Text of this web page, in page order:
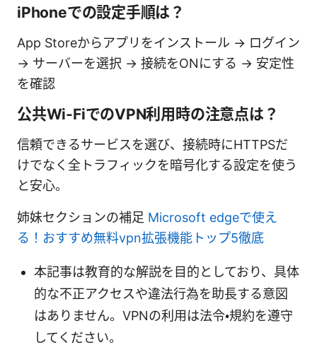
iPhoneでの設定手順は？
App Storeからアプリをインストール → ログイン
→ サーバーを選択 → 接続をONにする → 安定性
を確認
公共Wi-FiでのVPN利用時の注意点は？
信頼できるサービスを選び、接続時にHTTPSだ
けでなく全トラフィックを暗号化する設定を使う
と安心。
姉妹セクションの補足 Microsoft edgeで使え
る！おすすめ無料vpn拡張機能トップ5徹底
本記事は教育的な解説を目的としており、具体
的な不正アクセスや違法行為を助長する意図
はありません。VPNの利用は法令・規約を遵守
してください。